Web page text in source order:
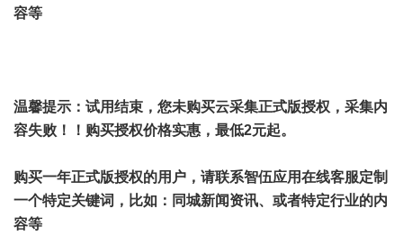
容等
温馨提示：试用结束，您未购买云采集正式版授权，采集内
容失败！！购买授权价格实惠，最低2元起。
购买一年正式版授权的用户，请联系智伍应用在线客服定制
一个特定关键词，比如：同城新闻资讯、或者特定行业的内
容等